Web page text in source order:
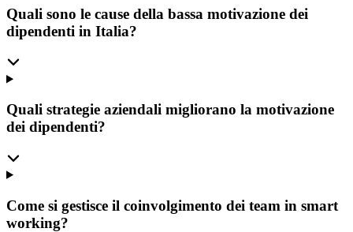
Quali sono le cause della bassa motivazione dei
dipendenti in Italia?
Quali strategie aziendali migliorano la motivazione
dei dipendenti?
Come si gestisce il coinvolgimento dei team in smart
working?